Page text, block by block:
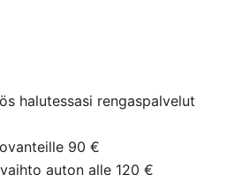
halutessasi rengaspalvelut
90 €
auton alle 120 €